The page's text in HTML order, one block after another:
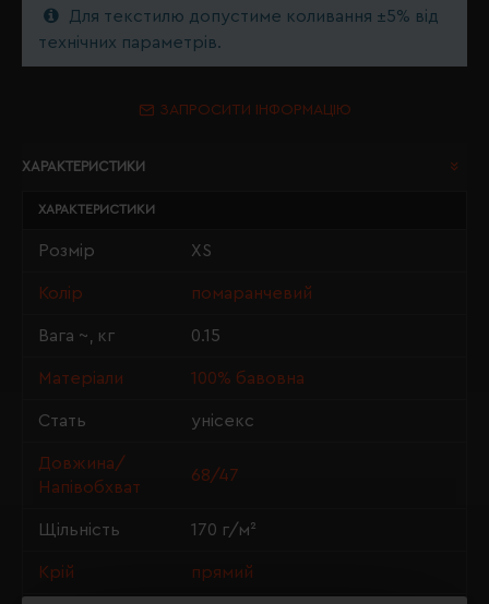
Для текстилю допустиме коливання ±5% від
технічних параметрів.
ЗАПРОСИТИ ІНФОРМАЦІЮ
ХАРАКТЕРИСТИКИ
ХАРАКТЕРИСТИКИ
Розмір XS
Колір помаранчевий
Вага ~, кг 0.15
Матеріали 100% бавовна
Стать унісекс
Довжина/
Напівобхват
68/47
Щільність 170 г/м²
Крій прямий